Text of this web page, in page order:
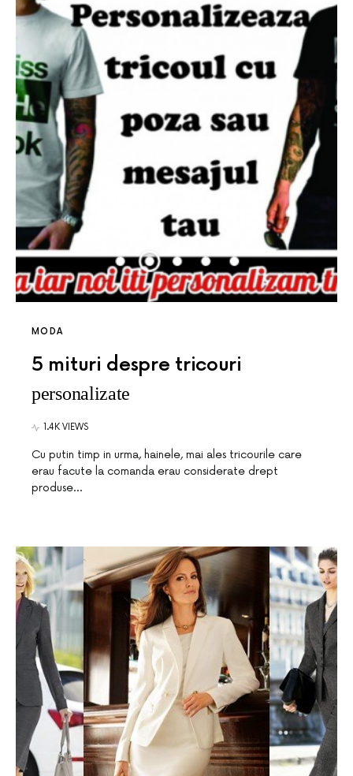
MODA
5 mituri despre tricouri
personalizate
1.4K VIEWS
Cu putin timp in urma, hainele, mai ales tricourile care
erau facute la comanda erau considerate drept
produse…